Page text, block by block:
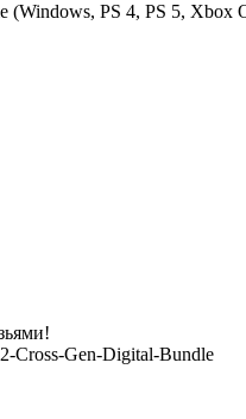
(Windows, PS 4, PS 5, Xbox
Cross-Gen-Digital-Bundle